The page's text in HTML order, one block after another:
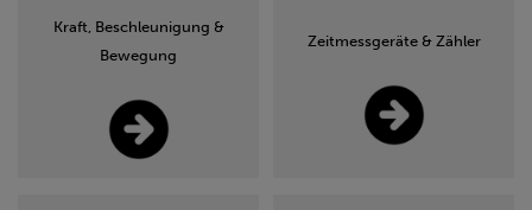
Kraft, Beschleunigung &
Bewegung
Zeitmessgeräte & Zähler